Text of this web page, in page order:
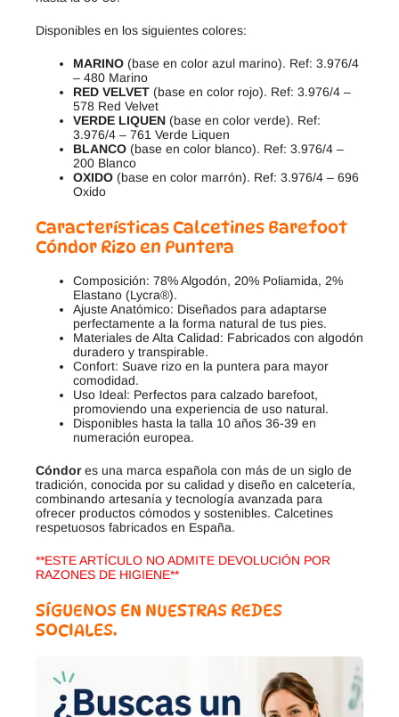
Disponibles en los siguientes colores:
MARINO (base en color azul marino). Ref: 3.976/4
– 480 Marino
RED VELVET (base en color rojo). Ref: 3.976/4 –
578 Red Velvet
VERDE LIQUEN (base en color verde). Ref:
3.976/4 – 761 Verde Liquen
BLANCO (base en color blanco). Ref: 3.976/4 –
200 Blanco
OXIDO (base en color marrón). Ref: 3.976/4 – 696
Oxido
Características Calcetines Barefoot
Cóndor Rizo en Puntera
Composición: 78% Algodón, 20% Poliamida, 2%
Elastano (Lycra®).
Ajuste Anatómico: Diseñados para adaptarse
perfectamente a la forma natural de tus pies.
Materiales de Alta Calidad: Fabricados con algodón
duradero y transpirable.
Confort: Suave rizo en la puntera para mayor
comodidad.
Uso Ideal: Perfectos para calzado barefoot,
promoviendo una experiencia de uso natural.
Disponibles hasta la talla 10 años 36-39 en
numeración europea.
Cóndores una marca española con más de un siglo de
tradición, conocida por su calidad y diseño en calcetería,
combinando artesanía y tecnología avanzada para
ofrecer productos cómodos y sostenibles. Calcetines
respetuosos fabricados en España.
**ESTE ARTÍCULO NO ADMITE DEVOLUCIÓN POR
RAZONES DE HIGIENE**
SÍGUENOS EN NUESTRAS REDES
SOCIALES.